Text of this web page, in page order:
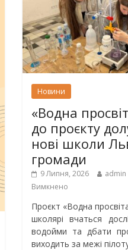
Новини
«Водна
до проєкту
нові школи
громади
9 Липня, 2026 admin
Вимкнено
Проєкт «Водна
школярі вчаться
водойми та дбати
виходить за межі